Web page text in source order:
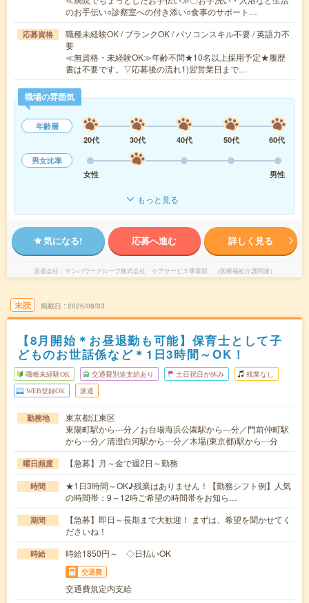
のお手伝い○診察室への付き添い○食事のサポート…
応募資格
職種未経験OK / ブランクOK / パソコンスキル不要 / 英語力不
要
≪無資格・未経験OK≫年齢不問★10名以上採用予定★履歴
書は不要です。▽応募後の流れ1)翌営業日まで…
職場の雰囲気
年齢層
20代
30代 40代 50代
60代
男女比率
女性
男性
もっと見る
気になる! 応募へ進む 詳しく見る
派遣会社 マンパワーグループ株式会社 ケアサービス事業部 （医療福祉介護関連）
未読 掲載日 2026/08/03
【8月開始＊お昼退勤も可能】保育士として子
どものお世話係など＊1日3時間～OK！
職種未経験OK 交通費別途支給あり 土日祝日が休み 残業なし
WEB登録OK 派遣
勤務地
東京都江東区
東陽町駅から---分／お台場海浜公園駅から---分／門前仲町駅
から---分／清澄白河駅から---分／木場(東京都)駅から---分
曜日頻度 【急募】月～金で週2日～勤務
時間
★1日3時間～OK♪残業はありません！【勤務シフト例】人気
の時間帯：9～12時ご希望の時間帯をお知ら…
期間
【急募】即日～長期まで大歓迎！ まずは、希望を聞かせてく
ださいね！
時給 時給1850円～ ◇日払いOK
交通費
交通費規定内支給